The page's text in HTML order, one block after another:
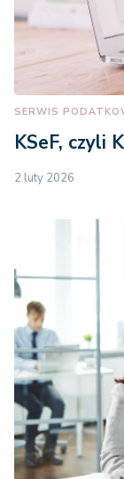
SERWIS
KSeF, czyli
2 luty 2026